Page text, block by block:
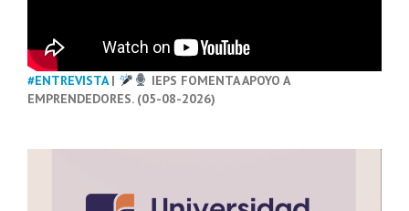
#ENTREVISTA|
IEPS FOMENTA APOYO A
EMPRENDEDORES. (05-08-2026)